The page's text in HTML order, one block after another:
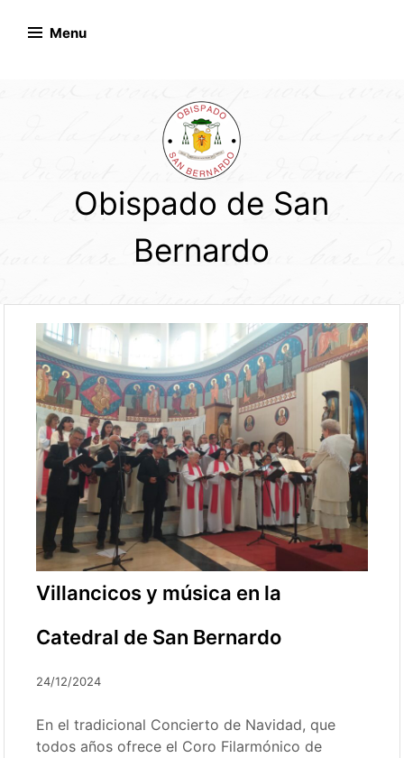
Menu
Obispado de San
Bernardo
Villancicos y música en la
Catedral de San Bernardo
24/12/2024
En el tradicional Concierto de Navidad, que
todos años ofrece el Coro Filarmónico de